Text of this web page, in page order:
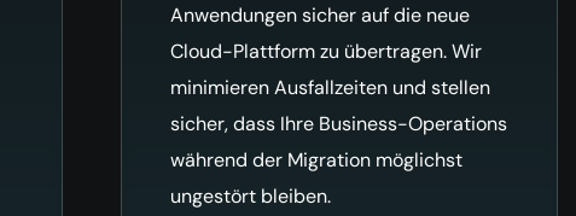
Anwendungen sicher auf die neue
Cloud-Plattform zu übertragen. Wir
minimieren Ausfallzeiten und stellen
sicher, dass Ihre Business-Operations
während der Migration möglichst
ungestört bleiben.